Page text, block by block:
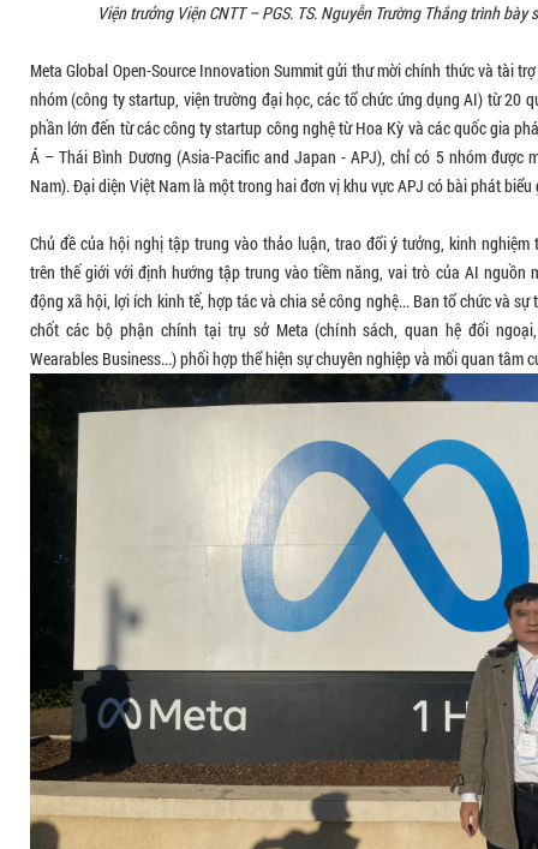
Viện trưởng Viện CNTT – PGS. TS. Nguyễn Trường Thắng trình
Meta Global Open-Source Innovation Summit gửi thư mời chính thức và tài
nhóm (công ty startup, viện trường đại học, các tổ chức ứng dụng AI) từ 20
phần lớn đến từ các công ty startup công nghệ từ Hoa Kỳ và các quốc gia
Á – Thái Bình Dương (Asia-Pacific and Japan - APJ), chỉ có 5 nhóm được
Nam). Đại diện Việt Nam là một trong hai đơn vị khu vực APJ có bài phát biểu
Chủ đề của hội nghị tập trung vào thảo luận, trao đổi ý tưởng, kinh
trên thế giới với định hướng tập trung vào tiềm năng, vai trò của AI nguồn
động xã hội, lợi ích kinh tế, hợp tác và chia sẻ công nghệ... Ban tổ chức và
chốt các bộ phận chính tại trụ sở Meta (chính sách, quan hệ đối ngoại,
Wearables Business...) phối hợp thể hiện sự chuyên nghiệp và mối quan tâm